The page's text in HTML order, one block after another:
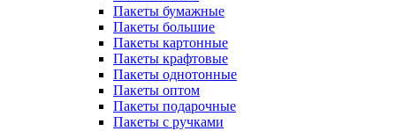
Пакеты бумажные
Пакеты большие
Пакеты картонные
Пакеты крафтовые
Пакеты однотонные
Пакеты оптом
Пакеты подарочные
Пакеты с ручками